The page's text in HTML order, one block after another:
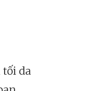
tối da